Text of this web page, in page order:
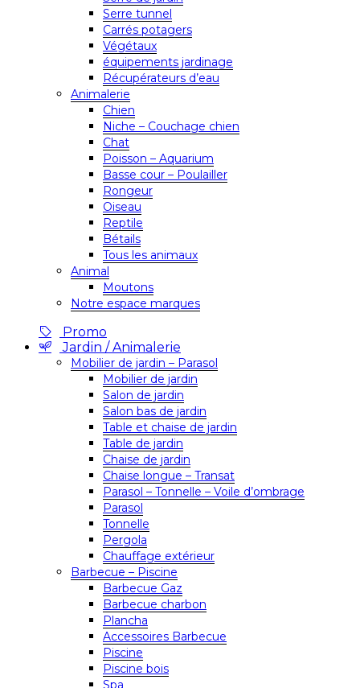
Serre tunnel
Carrés potagers
Végétaux
équipements jardinage
Récupérateurs d’eau
Animalerie
Chien
Niche – Couchage chien
Chat
Poisson – Aquarium
Basse cour – Poulailler
Rongeur
Oiseau
Reptile
Bétails
Tous les animaux
Animal
Moutons
Notre espace marques
Promo
Jardin / Animalerie
Mobilier de jardin – Parasol
Mobilier de jardin
Salon de jardin
Salon bas de jardin
Table et chaise de jardin
Table de jardin
Chaise de jardin
Chaise longue – Transat
Parasol – Tonnelle – Voile d’ombrage
Parasol
Tonnelle
Pergola
Chauffage extérieur
Barbecue – Piscine
Barbecue Gaz
Barbecue charbon
Plancha
Accessoires Barbecue
Piscine
Piscine bois
Spa